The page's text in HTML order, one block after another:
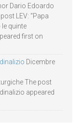
Dario Edoardo
LEV: “Papa
quinte
first on
Dicembre
The post
appeared